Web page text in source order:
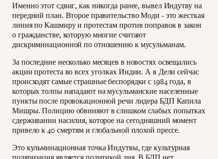
Именно этот сдвиг, как никогда ранее, вывел Индутву на
передний план. Второе правительство Моди - это жесткая
линия по Кашмиру и протестам против поправок в закон
о гражданстве, которую многие считают
дискриминационной по отношению к мусульманам.
За последние несколько месяцев в новостях освещались
акции протеста во всех уголках Индии. А в Дели сейчас
происходят самые страшные беспорядки с 1984 года, в
которых толпы нападают на мусульманские населенные
пункты после провокационной речи лидера БДП Капила
Мишры. Полицию обвиняют в слишком слабых попытках
сдерживании насилия, которое на сегодняшний момент
привело к 40 смертям и глобальной плохой прессе.
Это кульминационная точка Индутвы, где культурная